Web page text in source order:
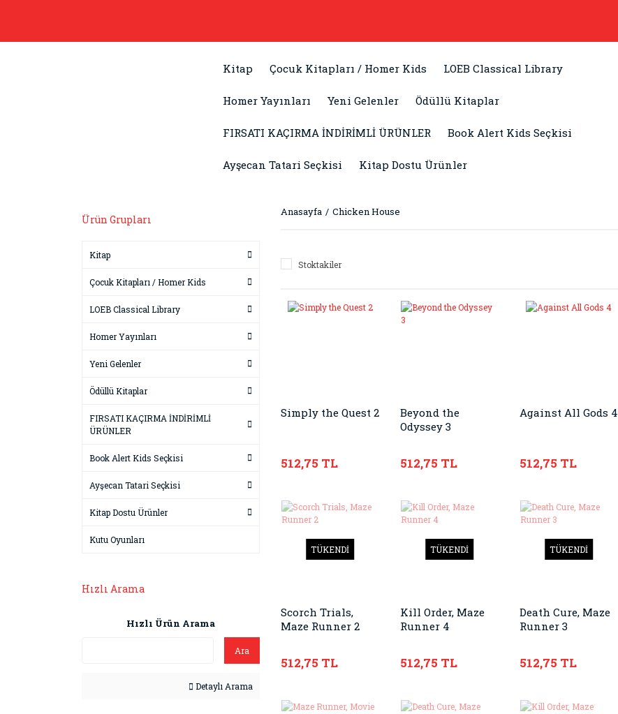
Kitap Çocuk Kitapları / Homer Kids LOEB Classical Library
Homer Yayınları Yeni Gelenler Ödüllü Kitaplar
FIRSATI KAÇIRMA İNDİRİMLİ ÜRÜNLER Book Alert Kids Seçkisi
Ayşecan Tatari Seçkisi Kitap Dostu Ürünler
Ürün Grupları
Kitap
Çocuk Kitapları / Homer Kids
LOEB Classical Library
Homer Yayınları
Yeni Gelenler
Ödüllü Kitaplar
FIRSATI KAÇIRMA İNDİRİMLİ
ÜRÜNLER
Book Alert Kids Seçkisi
Ayşecan Tatari Seçkisi
Kitap Dostu Ürünler
Kutu Oyunları
Hızlı Arama
Hızlı Ürün Arama
Ara
Detaylı Arama
Anasayfa Chicken House
Stoktakiler
Simply the Quest 2
512,75 TL
Beyond the
Odyssey 3
512,75 TL
Against All Gods 4
512,75 TL
TÜKENDİ
Scorch Trials,
Maze Runner 2
512,75 TL
TÜKENDİ
Kill Order, Maze
Runner 4
512,75 TL
TÜKENDİ
Death Cure, Maze
Runner 3
512,75 TL